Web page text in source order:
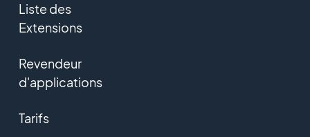
Liste des
Extensions
Revendeur
d'applications
Tarifs